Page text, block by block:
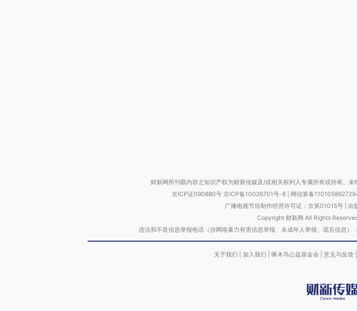
财新网所刊载内容之知识产权为财新传媒及/或相关权利人专属所有或持有。
京ICP证090880号 京ICP备10026701号-8 网信算备
广播电视节目制作经营许可证：京第01015号| 出
Copyright 财新网 All Rights
违法和不良信息举报电话（涉网络暴力有害信息举报、未成年人举报、谣言信
关于我们 加入我们 啄木鸟公益基金会 意见与反馈